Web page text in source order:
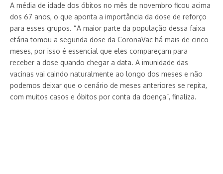
A média de idade dos óbitos no mês de novembro ficou acima
dos 67 anos, o que aponta a importância da dose de reforço
para esses grupos. “A maior parte da população dessa faixa
etária tomou a segunda dose da CoronaVac há mais de cinco
meses, por isso é essencial que eles compareçam para
receber a dose quando chegar a data. A imunidade das
vacinas vai caindo naturalmente ao longo dos meses e não
podemos deixar que o cenário de meses anteriores se repita,
com muitos casos e óbitos por conta da doença”, finaliza.